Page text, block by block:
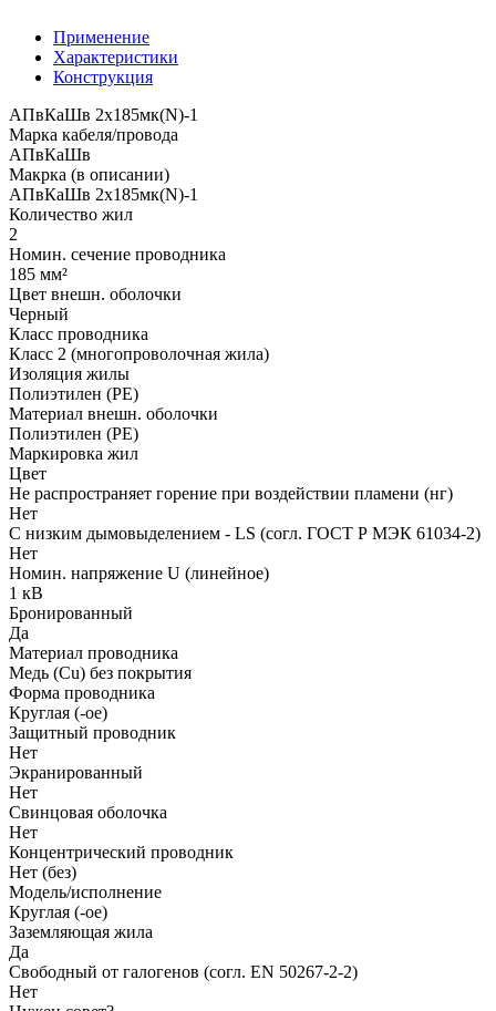
Применение
Характеристики
Конструкция
АПвКаШв 2x185мк(N)-1
Марка кабеля/провода
АПвКаШв
Макрка (в описании)
АПвКаШв 2x185мк(N)-1
Количество жил
2
Номин. сечение проводника
185 мм²
Цвет внешн. оболочки
Черный
Класс проводника
Класс 2 (многопроволочная жила)
Изоляция жилы
Полиэтилен (PE)
Материал внешн. оболочки
Полиэтилен (PE)
Маркировка жил
Цвет
Не распространяет горение при воздействии пламени (нг)
Нет
С низким дымовыделением - LS (согл. ГОСТ Р МЭК 61034-2)
Нет
Номин. напряжение U (линейное)
1 кВ
Бронированный
Да
Материал проводника
Медь (Cu) без покрытия
Форма проводника
Круглая (-ое)
Защитный проводник
Нет
Экранированный
Нет
Свинцовая оболочка
Нет
Концентрический проводник
Нет (без)
Модель/исполнение
Круглая (-ое)
Заземляющая жила
Да
Свободный от галогенов (согл. EN 50267-2-2)
Нет